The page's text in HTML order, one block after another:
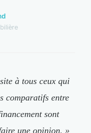
à tous ceux qui
comparatifs entre
sont
une opinion. »